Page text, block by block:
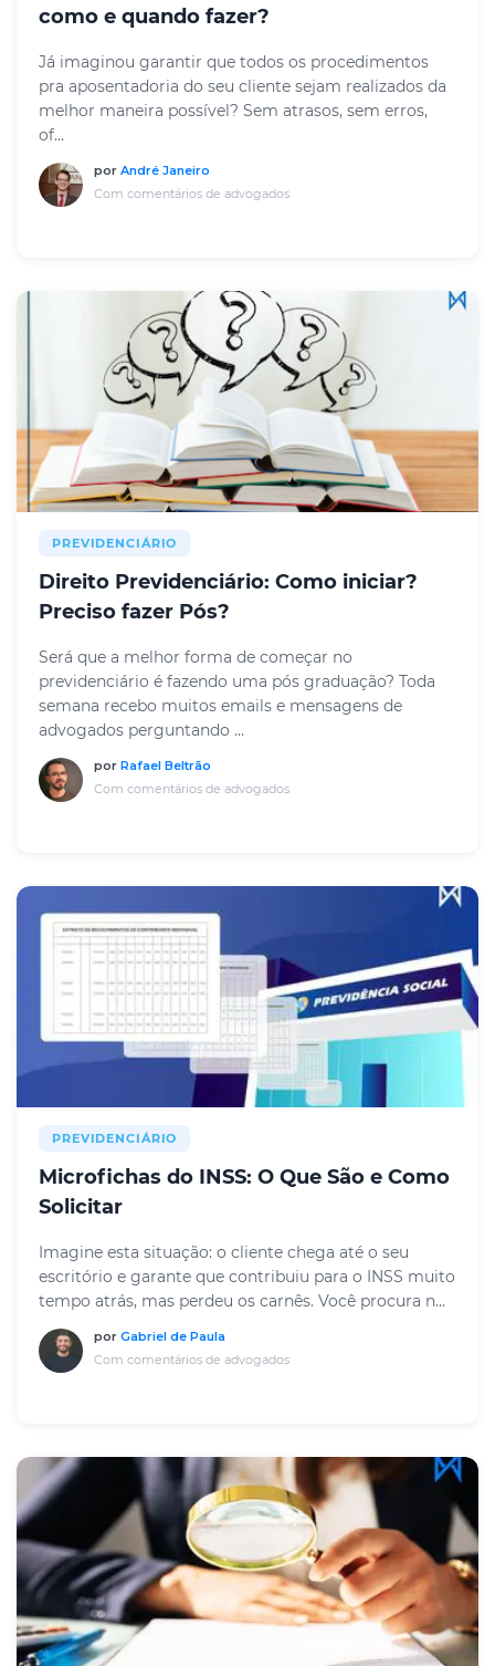
como e quando fazer?
Já imaginou garantir que todos os procedimentos
pra aposentadoria do seu cliente sejam realizados da
melhor maneira possível? Sem atrasos, sem erros,
of...
por André Janeiro
Com comentários de advogados
PREVIDENCIÁRIO
Direito Previdenciário: Como iniciar?
Preciso fazer Pós?
Será que a melhor forma de começar no
previdenciário é fazendo uma pós graduação? Toda
semana recebo muitos emails e mensagens de
advogados perguntando ...
por Rafael Beltrão
Com comentários de advogados
PREVIDENCIÁRIO
Microfichas do INSS: O Que São e Como
Solicitar
Imagine esta situação: o cliente chega até o seu
escritório e garante que contribuiu para o INSS muito
tempo atrás, mas perdeu os carnês. Você procura n...
por Gabriel de Paula
Com comentários de advogados